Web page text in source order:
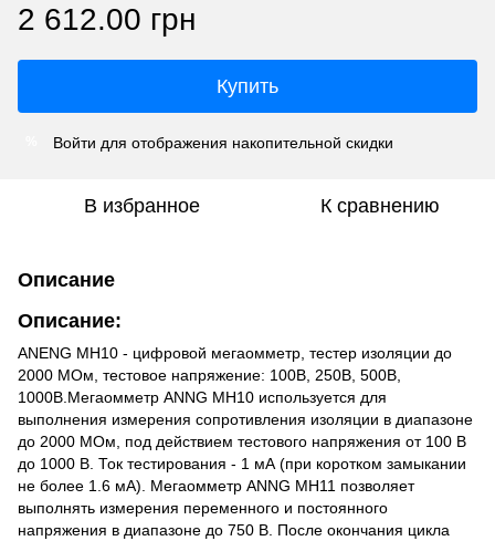
2 612.00 грн
Купить
Войти для отображения накопительной скидки
В избранное К сравнению
Описание
Описание:
ANENG MH10 - цифровой мегаомметр, тестер изоляции до
2000 МОм, тестовое напряжение: 100В, 250В, 500В,
1000В.Мегаомметр ANNG MH10 используется для
выполнения измерения сопротивления изоляции в диапазоне
до 2000 МОм, под действием тестового напряжения от 100 В
до 1000 В. Ток тестирования - 1 мА (при коротком замыкании
не более 1.6 мА). Мегаомметр ANNG MH11 позволяет
выполнять измерения переменного и постоянного
напряжения в диапазоне до 750 В. После окончания цикла